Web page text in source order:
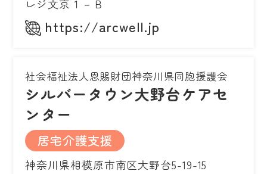
レジ文京１－Ｂ
https://arcwell.jp
社会福祉法人恩賜財団神奈川県同胞援護会
シルバータウン大野台ケアセ
ンター
居宅介護支援
神奈川県相模原市南区大野台5-19-15